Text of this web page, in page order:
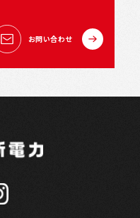
お問い合わせ